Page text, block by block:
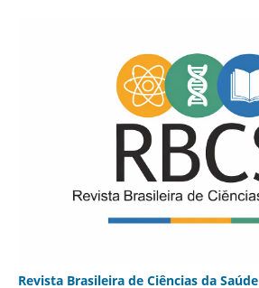
Revista Brasileira de Ciências da Saúde